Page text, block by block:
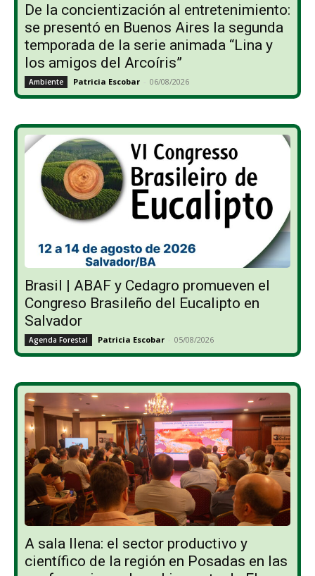
De la concientización al entretenimiento:
se presentó en Buenos Aires la segunda
temporada de la serie animada “Lina y
los amigos del Arcoíris”
Ambiente Patricia Escobar - 06/08/2026
Brasil | ABAF y Cedagro promueven el
Congreso Brasileño del Eucalipto en
Salvador
Agenda Forestal Patricia Escobar - 05/08/2026
A sala llena: el sector productivo y
científico de la región en Posadas en las